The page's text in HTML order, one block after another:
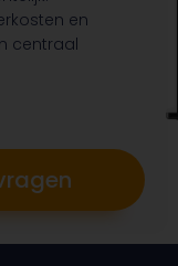
en
centraal